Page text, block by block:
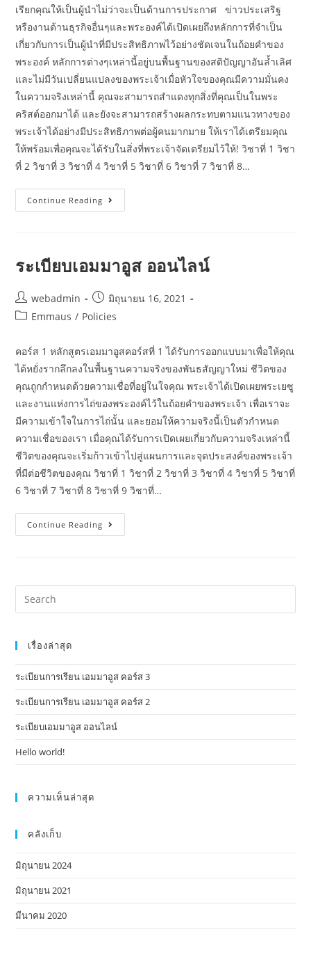
เรียกคุณให้เป็นผู้นำไม่ว่าจะเป็นด้านการประกาศ ข่าวประเสริฐ
หรืองานด้านธุรกิจอื่นๆและพระองค์ได้เปิดเผยถึงหลักการที่จำเป็น
เกี่ยวกับการเป็นผู้นำที่มีประสิทธิภาพไว้อย่างชัดเจนในถ้อยคำของ
พระองค์ หลักการต่างๆเหล่านี้อยู่บนพื้นฐานของสติปัญญาอันล้ำเลิศ
และไม่มีวันเปลี่ยนแปลงของพระเจ้าเมื่อหัวใจของคุณมีความมั่นคง
ในความจริงเหล่านี้ คุณจะสามารถสำแดงทุกสิ่งที่คุณเป็นในพระ
คริสต์ออกมาได้ และยังจะสามารถสร้างผลกระทบตามแนวทางของ
พระเจ้าได้อย่างมีประสิทธิภาพต่อผู้คนมากมาย ให้เราได้เตรียมคุณ
ให้พร้อมเพื่อคุณจะได้รับในสิ่งที่พระเจ้าจัดเตรียมไว้ให้! วิชาที่ 1 วิชา
ที่ 2 วิชาที่ 3 วิชาที่ 4 วิชาที่ 5 วิชาที่ 6 วิชาที่ 7 วิชาที่ 8…
Continue Reading
ระเบียบเอมมาอูส ออนไลน์
webadmin
มิถุนายน 16, 2021
Emmaus / Policies
คอร์ส 1 หลักสูตรเอมมาอูสคอร์สที่ 1 ได้รับการออกแบบมาเพื่อให้คุณ
ได้หยั่งรากลึกลงในพื้นฐานความจริงของพันธสัญญาใหม่ ชีวิตของ
คุณถูกกำหนดด้วยความเชื่อที่อยู่ในใจคุณ พระเจ้าได้เปิดเผยพระเยซู
และงานแห่งการไถ่ของพระองค์ไว้ในถ้อยคำของพระเจ้า เพื่อเราจะ
มีความเข้าใจในการไถ่นั้น และยอมให้ความจริงนี้เป็นตัวกำหนด
ความเชื่อของเรา เมื่อคุณได้รับการเปิดเผยเกี่ยวกับความจริงเหล่านี้
ชีวิตของคุณจะเริ่มก้าวเข้าไปสู่แผนการและจุดประสงค์ของพระเจ้า
ที่มีต่อชีวิตของคุณ วิชาที่ 1 วิชาที่ 2 วิชาที่ 3 วิชาที่ 4 วิชาที่ 5 วิชาที่
6 วิชาที่ 7 วิชาที่ 8 วิชาที่ 9 วิชาที่…
Continue Reading
เรื่องล่าสุด
ระเบียนการเรียน เอมมาอูส คอร์ส 3
ระเบียนการเรียน เอมมาอูส คอร์ส 2
ระเบียบเอมมาอูส ออนไลน์
Hello world!
ความเห็นล่าสุด
คลังเก็บ
มิถุนายน 2024
มิถุนายน 2021
มีนาคม 2020